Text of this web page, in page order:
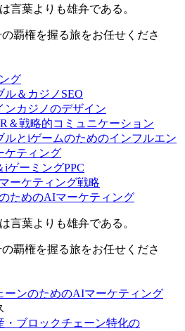
言葉よりも雄弁である。
覇権を握る旅をお任せくださ
グ
ル＆カジノSEO
ンカジノのデザイン
＆戦略的コミュニケーション
ルとiゲームのためのインフルエン
ケティング
iゲーミングPPC
ーケティング戦略
ためのAIマーケティング
言葉よりも雄弁である。
覇権を握る旅をお任せくださ
ーンのためのAIマーケティング
・ブロックチェーン特化の